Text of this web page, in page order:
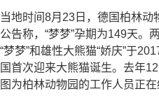
当地时间8月23日，德国柏林动
公告称，“梦梦”孕期为149天。
“梦梦”和雄性大熊猫“娇庆”于
国首次迎来大熊猫诞生。去年
图为柏林动物园的工作人员正